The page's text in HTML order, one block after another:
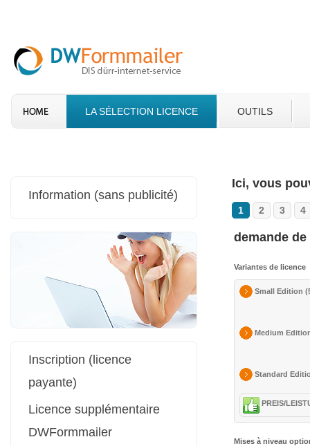
LA SÉLECTION LICENCE OUTILS
Information (sans publicité)
Inscription (licence
payante)
Licence supplémentaire
DWFormmailer
Ici, vous
1 2 3 4
demande
Variantes de licence
Small Edition
Medium
Standard
PREIS/
Mises à niveau